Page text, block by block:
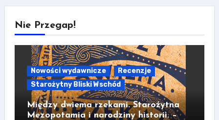
Nie Przegap!
Nowości wydawnicze
Recenzje
Starożytny Bliski Wschód
Między dwiema rzekami. Starożytna
Mezopotamia i narodziny historii. –